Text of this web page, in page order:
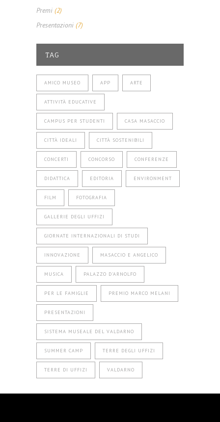
Premi (2)
Presentazioni (7)
TAG
AMICO MUSEO APP ARTE
ATTIVITÀ EDUCATIVE
CAMPUS PER STUDENTI CASA MASACCIO
CITTÀ IDEALI CITTÀ SOSTENIBILI
CONCERTI CONCORSO CONFERENZE
DIDATTICA EDITORIA ENVIRONMENT
FILM FOTOGRAFIA
GALLERIE DEGLI UFFIZI
GIORNATE INTERNAZIONALI DI STUDI
INNOVAZIONE MASACCIO E ANGELICO
MUSICA PALAZZO D'ARNOLFO
PER LE FAMIGLIE PREMIO MARCO MELANI
PRESENTAZIONI
SISTEMA MUSEALE DEL VALDARNO
SUMMER CAMP TERRE DEGLI UFFIZI
TERRE DI UFFIZI VALDARNO